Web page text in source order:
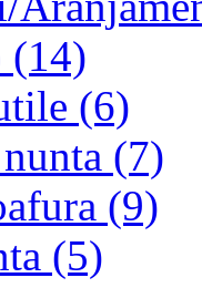
(14)
(6)
(7)
(9)
(5)